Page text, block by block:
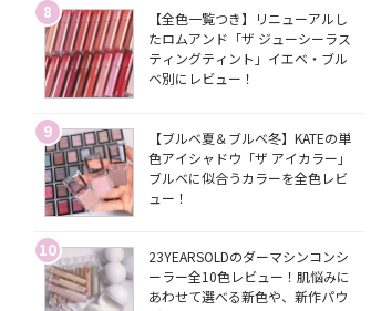
8
【全色一覧つき】リニューアルし
たロムアンド「ザ ジューシーラス
ティングティント」イエベ・ブル
ベ別にレビュー！
9
【ブルベ夏＆ブルベ冬】KATEの単
色アイシャドウ「ザ アイカラー」
ブルベに似合うカラーを全色レビ
ュー！
10
23YEARSOLDのダーマシンコンシ
ーラー全10色レビュー！肌悩みに
あわせて選べる新色や、新作パウ